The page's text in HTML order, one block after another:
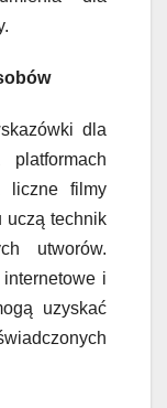
dla
platformach
liczne filmy
uczą technik
utworów.
i
uzyskać